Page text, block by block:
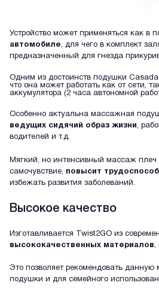
Устройство может применяться как в
автомобиле, для чего в комплект
предназначенный для гнезда
Одним из достоинств подушки Casada
что она может работать как от сети,
аккумулятора (2 часа автономной
Особенно актуальна массажная
ведущих сидячий образ жизни,
водителей и т.д.
Мягкий, но интенсивный массаж
самочувствие, повысит
избежать развития заболеваний.
Высокое качество
Изготавливается Twist2GO из
высококачественных материалов,
Это позволяет рекомендовать
подушки и для семейного